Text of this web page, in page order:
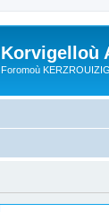
Korvigelloù
Foromoù KERZROUIZIG